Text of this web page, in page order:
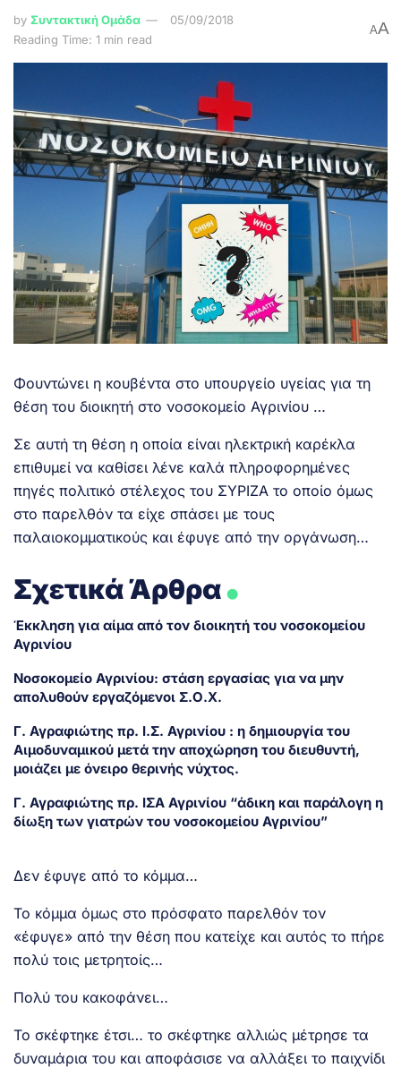
by Συντακτική Ομάδα
05/09/2018
Reading Time: 1 min read
AA
Φουντώνει η κουβέντα στο υπουργείο υγείας για τη
θέση του διοικητή στο νοσοκομείο Αγρινίου …
Σε αυτή τη θέση η οποία είναι ηλεκτρική καρέκλα
επιθυμεί να καθίσει λένε καλά πληροφορημένες
πηγές πολιτικό στέλεχος του ΣΥΡΙΖΑ το οποίο όμως
στο παρελθόν τα είχε σπάσει με τους
παλαιοκομματικούς και έφυγε από την οργάνωση…
Σχετικά Άρθρα.
Έκκληση για αίμα από τον διοικητή του νοσοκομείου
Αγρινίου
Νοσοκομείο Αγρινίου: στάση εργασίας για να μην
απολυθούν εργαζόμενοι Σ.Ο.Χ.
Γ. Αγραφιώτης πρ. Ι.Σ. Αγρινίου : η δημιουργία του
Αιμοδυναμικού μετά την αποχώρηση του διευθυντή,
μοιάζει με όνειρο θερινής νύχτος.
Γ. Αγραφιώτης πρ. ΙΣΑ Αγρινίου “άδικη και παράλογη η
δίωξη των γιατρών του νοσοκομείου Αγρινίου”
Δεν έφυγε από το κόμμα…
Το κόμμα όμως στο πρόσφατο παρελθόν τον
«έφυγε» από την θέση που κατείχε και αυτός το πήρε
πολύ τοις μετρητοίς…
Πολύ του κακοφάνει…
Το σκέφτηκε έτσι… το σκέφτηκε αλλιώς μέτρησε τα
δυναμάρια του και αποφάσισε να αλλάξει το παιχνίδι